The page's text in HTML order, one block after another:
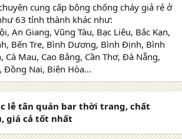
cung cấp bông chống cháy giả rẻ ở
63 tỉnh thành khác như:
An Giang, Vũng Tàu, Bạc Liêu, Bắc Kạn,
Bến Tre, Bình Dương, Bình Định, Bình
Cà Mau, Cao Bằng, Cần Thơ, Đà Nẵng,
Nai, Biên Hòa...
lễ tân quán bar thời trang, chất
giá cả tốt nhất